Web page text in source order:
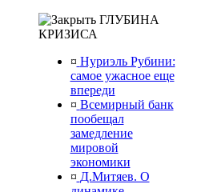
ГЛУБИНА
КРИЗИСА
¤ Нуриэль Рубини:
самое ужасное еще
впереди
¤ Всемирный банк
пообещал
замедление
мировой
экономики
¤ Д.Митяев. О